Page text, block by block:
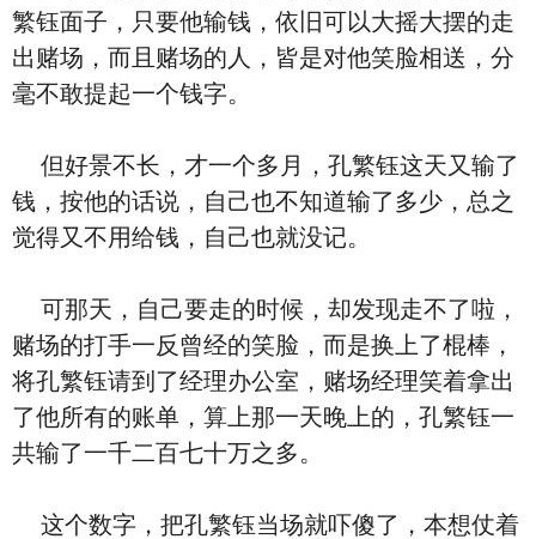
繁钰面子，只要他输钱，依旧可以大摇大摆的走
出赌场，而且赌场的人，皆是对他笑脸相送，分
毫不敢提起一个钱字。
但好景不长，才一个多月，孔繁钰这天又输了
钱，按他的话说，自己也不知道输了多少，总之
觉得又不用给钱，自己也就没记。
可那天，自己要走的时候，却发现走不了啦，
赌场的打手一反曾经的笑脸，而是换上了棍棒，
将孔繁钰请到了经理办公室，赌场经理笑着拿出
了他所有的账单，算上那一天晚上的，孔繁钰一
共输了一千二百七十万之多。
这个数字，把孔繁钰当场就吓傻了，本想仗着